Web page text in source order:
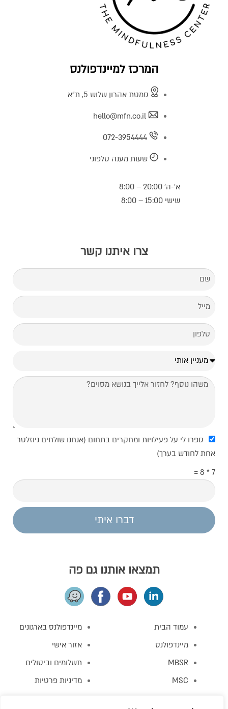
המרכז למיינדפולנס
סמטת אהרון שלוש 5, ת"א
hello@mfn.co.il
072-3954444
שעות מענה טלפוני
א’-ה’ 20:00 – 8:00
שישי 15:00 – 8:00
צרו איתנו קשר
ספרו לי על פעילויות ומחקרים בתחום (אנחנו שולחים ניוזלטר
אחת לחודש בערך)
7 * 8 =
דברו איתי
תמצאו אותנו גם פה
עמוד הבית
מיינדפולנס
MBSR
MSC
מיינדפולנס בארגונים
אזור אישי
תשלומים וביטולים
מדיניות פרטיות